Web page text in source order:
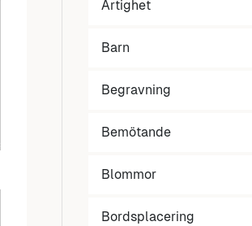
Artighet
Barn
Begravning
Bemötande
Blommor
Bordsplacering